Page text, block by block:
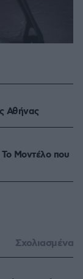
Αθήνας
Mοντέλο που
Σχολιασμένα